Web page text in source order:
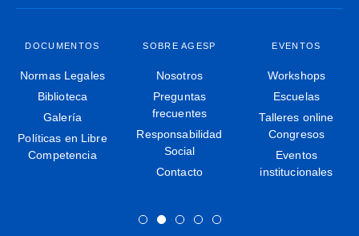
DOCUMENTOS
Normas Legales
Biblioteca
Galería
Políticas en Libre
Competencia
SOBRE AGESP
Nosotros
Preguntas
frecuentes
Responsabilidad
Social
Contacto
EVENTOS
Workshops
Escuelas
Talleres online
Congresos
Eventos
institucionales